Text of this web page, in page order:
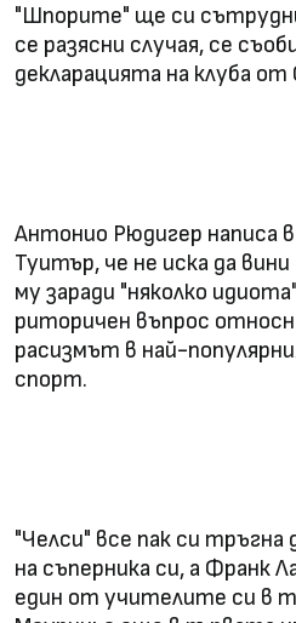
"Шпорите" ще си
се разясни случая, се
декларацията на клуба от
Антонио Рюдигер написа
Туитър, че не иска да
му заради "няколко
риторичен въпрос
расизмът в най-
спорт.
"Челси" все пак си
на съперника си, а Франк
един от учителите си в